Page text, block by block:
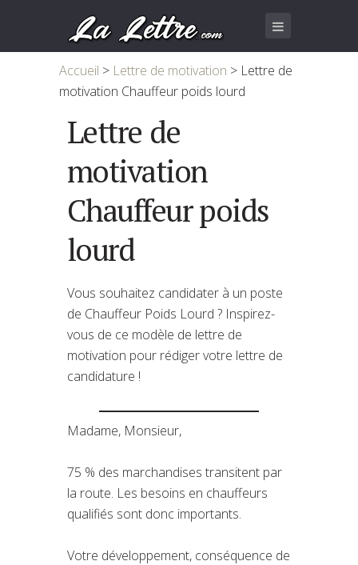
Accueil > Lettre de motivation > Lettre de
motivation Chauffeur poids lourd
Lettre de
motivation
Chauffeur poids
lourd
Vous souhaitez candidater à un poste
de Chauffeur Poids Lourd ? Inspirez-
vous de ce modèle de lettre de
motivation pour rédiger votre lettre de
candidature !
Madame, Monsieur,
75 % des marchandises transitent par
la route. Les besoins en chauffeurs
qualifiés sont donc importants.
Votre développement, conséquence de